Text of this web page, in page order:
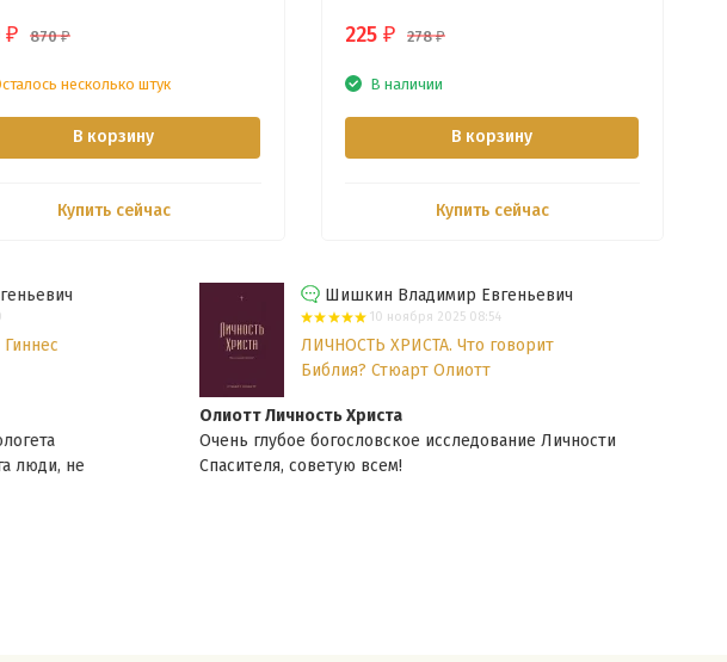
₽ 870₽
несколько штук
В корзину
Купить сейчас
225 ₽ 278₽
В наличии
В корзину
Купить сейчас
люди, не
Шишкин Владимир Евгеньевич
10 ноября 2025 08:54
ЛИЧНОСТЬ ХРИСТА. Что говорит
Библия? Стюарт Олиотт
Олиотт Личность Христа
Очень глубое богословское исследование Личности
Спасителя, советую всем!